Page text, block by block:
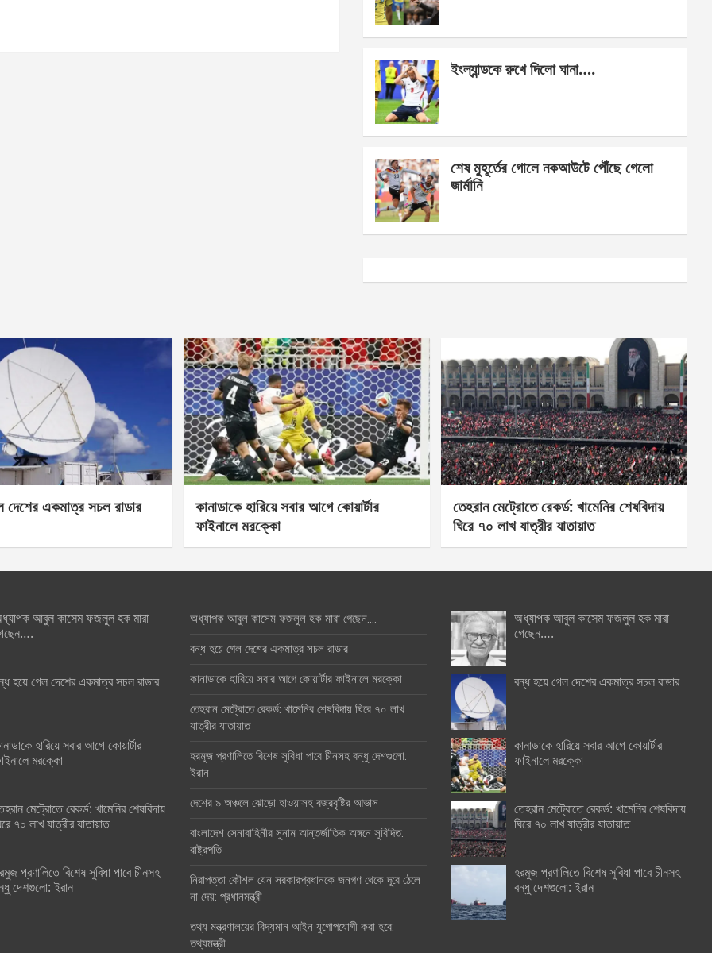
ইংল্যান্ডকে রুখে দিলো ঘানা….
শেষ মুহূর্তের গোলে নকআউটে পৌঁছে গেলো
জার্মানি
দেশের একমাত্র সচল রাডার
কানাডাকে হারিয়ে সবার আগে কোয়ার্টার
ফাইনালে মরক্কো
তেহরান মেট্রোতে রেকর্ড: খামেনির শেষবিদায়
ঘিরে ৭০ লাখ যাত্রীর যাতায়াত
আবুল কাসেম ফজলুল হক মারা
হয়ে গেল দেশের একমাত্র সচল রাডার
হারিয়ে সবার আগে কোয়ার্টার
মরক্কো
মেট্রোতে রেকর্ড: খামেনির শেষবিদায়
৭০ লাখ যাত্রীর যাতায়াত
প্রণালিতে বিশেষ সুবিধা পাবে চীনসহ
দেশগুলো: ইরান
অধ্যাপক আবুল কাসেম ফজলুল হক মারা গেছেন….
বন্ধ হয়ে গেল দেশের একমাত্র সচল রাডার
কানাডাকে হারিয়ে সবার আগে কোয়ার্টার ফাইনালে মরক্কো
তেহরান মেট্রোতে রেকর্ড: খামেনির শেষবিদায় ঘিরে ৭০ লাখ
যাত্রীর যাতায়াত
হরমুজ প্রণালিতে বিশেষ সুবিধা পাবে চীনসহ বন্ধু দেশগুলো:
ইরান
দেশের ৯ অঞ্চলে ঝোড়ো হাওয়াসহ বজ্রবৃষ্টির আভাস
বাংলাদেশ সেনাবাহিনীর সুনাম আন্তর্জাতিক অঙ্গনে সুবিদিত:
রাষ্ট্রপতি
নিরাপত্তা কৌশল যেন সরকারপ্রধানকে জনগণ থেকে দূরে ঠেলে
না দেয়: প্রধানমন্ত্রী
তথ্য মন্ত্রণালয়ের বিদ্যমান আইন যুগোপযোগী করা হবে:
তথ্যমন্ত্রী
অধ্যাপক আবুল কাসেম ফজলুল হক মারা
গেছেন….
বন্ধ হয়ে গেল দেশের একমাত্র সচল রাডার
কানাডাকে হারিয়ে সবার আগে কোয়ার্টার
ফাইনালে মরক্কো
তেহরান মেট্রোতে রেকর্ড: খামেনির শেষবিদায়
ঘিরে ৭০ লাখ যাত্রীর যাতায়াত
হরমুজ প্রণালিতে বিশেষ সুবিধা পাবে চীনসহ
বন্ধু দেশগুলো: ইরান